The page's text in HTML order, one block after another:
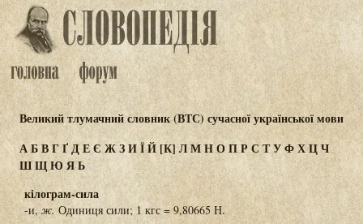
Великий тлумачний словник (ВТС) сучасної української мови
АБВГҐДЕЄ ЖЗИЇЙ [К] ЛМНОПР СТУФХЦЧ
ШЩЮЯЬ
кілограм-сила
-и, ж. Одиниця сили; 1 кгс = 9,80665 Н.